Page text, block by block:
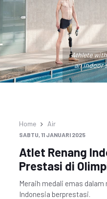
Athlete
an indoor
Home Air
SABTU, 11 JANUARI 2025
Atlet Renang
Prestasi di
Meraih medali emas
Indonesia berprestasi.